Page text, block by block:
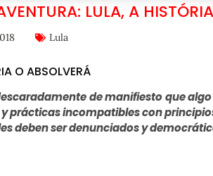
LULA, A
Lula
O ABSOLVERÁ
de manifiesto que
prácticas incompatibles con
deben ser denunciados y